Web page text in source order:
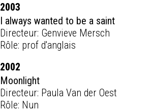
2003
I always wanted to be a saint
Directeur: Genvieve Mersch
Rôle: prof d'anglais
2002
Moonlight
Directeur: Paula Van der Oest
Rôle: Nun